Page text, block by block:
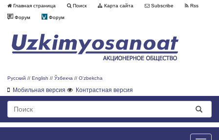
Главная страница Поиск Карта сайта Subscribe Rss
Форум Форум
Русский // English // Ўзбекча // O'zbekcha
Мобильная версия Контрастная версия